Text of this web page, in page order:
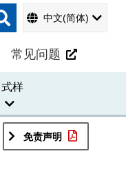
中文(简体)
常见问题
式样
免责声明